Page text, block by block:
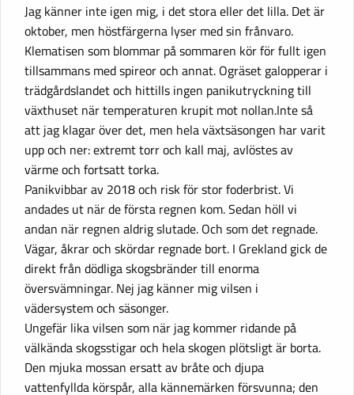
Jag känner inte igen mig, i det stora eller det lilla. Det är
oktober, men höstfärgerna lyser med sin frånvaro.
Klematisen som blommar på sommaren kör för fullt igen
tillsammans med spireor och annat. Ogräset galopperar i
trädgårdslandet och hittills ingen panikutryckning till
växthuset när temperaturen krupit mot nollan.Inte så
att jag klagar över det, men hela växtsäsongen har varit
upp och ner: extremt torr och kall maj, avlöstes av
värme och fortsatt torka.
Panikvibbar av 2018 och risk för stor foderbrist. Vi
andades ut när de första regnen kom. Sedan höll vi
andan när regnen aldrig slutade. Och som det regnade.
Vägar, åkrar och skördar regnade bort. I Grekland gick de
direkt från dödliga skogsbränder till enorma
översvämningar. Nej jag känner mig vilsen i
vädersystem och säsonger.
Ungefär lika vilsen som när jag kommer ridande på
välkända skogsstigar och hela skogen plötsligt är borta.
Den mjuka mossan ersatt av bråte och djupa
vattenfyllda körspår, alla kännemärken försvunna; den